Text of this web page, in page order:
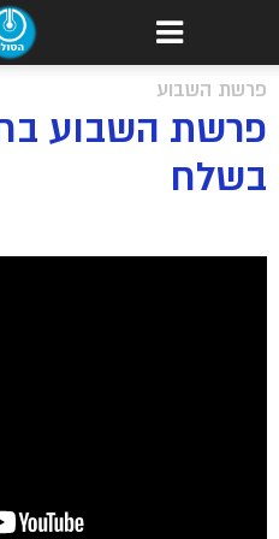
פרשת השבוע
פרשת השבוע
בשלח